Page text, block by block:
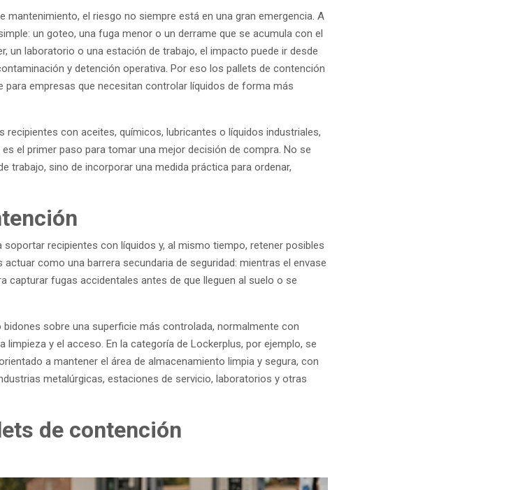
mantenimiento, el riesgo no siempre está en una gran emergencia. A
un goteo, una fuga menor o un derrame que se acumula con el
un laboratorio o una estación de trabajo, el impacto puede ir desde
y detención operativa. Por eso los pallets de contención
para empresas que necesitan controlar líquidos de forma más
con aceites, químicos, lubricantes o líquidos industriales,
el primer paso para tomar una mejor decisión de compra. No se
trabajo, sino de incorporar una medida práctica para ordenar,
recipientes con líquidos y, al mismo tiempo, retener posibles
como una barrera secundaria de seguridad: mientras el envase
capturar fugas accidentales antes de que lleguen al suelo o se
sobre una superficie más controlada, normalmente con
y el acceso. En la categoría de Lockerplus, por ejemplo, se
a mantener el área de almacenamiento limpia y segura, con
metalúrgicas, estaciones de servicio, laboratorios y otras
de contención